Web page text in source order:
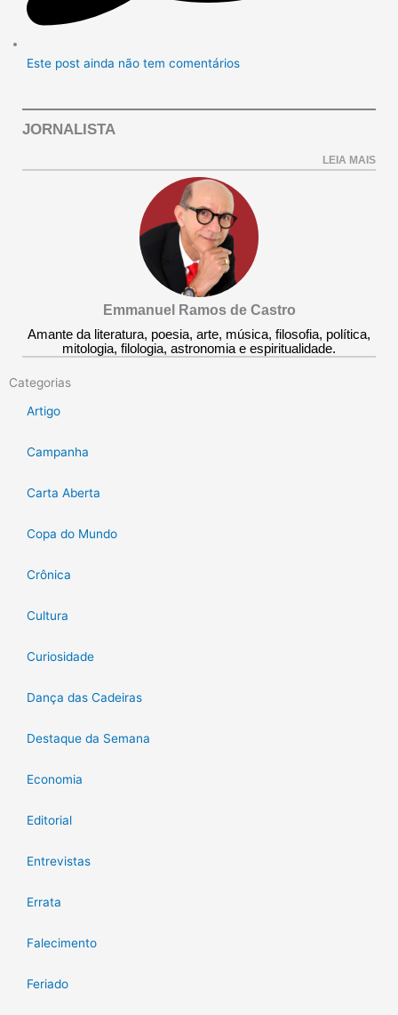
Este post ainda não tem comentários
JORNALISTA
LEIA MAIS
Emmanuel Ramos de Castro
Amante da literatura, poesia, arte, música, filosofia, política,
mitologia, filologia, astronomia e espiritualidade.
Categorias
Artigo
Campanha
Carta Aberta
Copa do Mundo
Crônica
Cultura
Curiosidade
Dança das Cadeiras
Destaque da Semana
Economia
Editorial
Entrevistas
Errata
Falecimento
Feriado